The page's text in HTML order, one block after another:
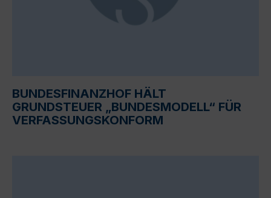
BUNDESFINANZHOF HÄLT
GRUNDSTEUER „BUNDESMODELL“ FÜR
VERFASSUNGSKONFORM